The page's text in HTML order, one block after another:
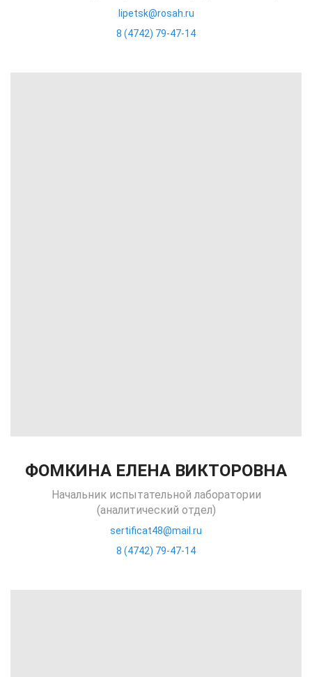
lipetsk@rosah.ru
8 (4742) 79-47-14
ФОМКИНА ЕЛЕНА ВИКТОРОВНА
Начальник испытательной лаборатории
(аналитический отдел)
sertificat48@mail.ru
8 (4742) 79-47-14